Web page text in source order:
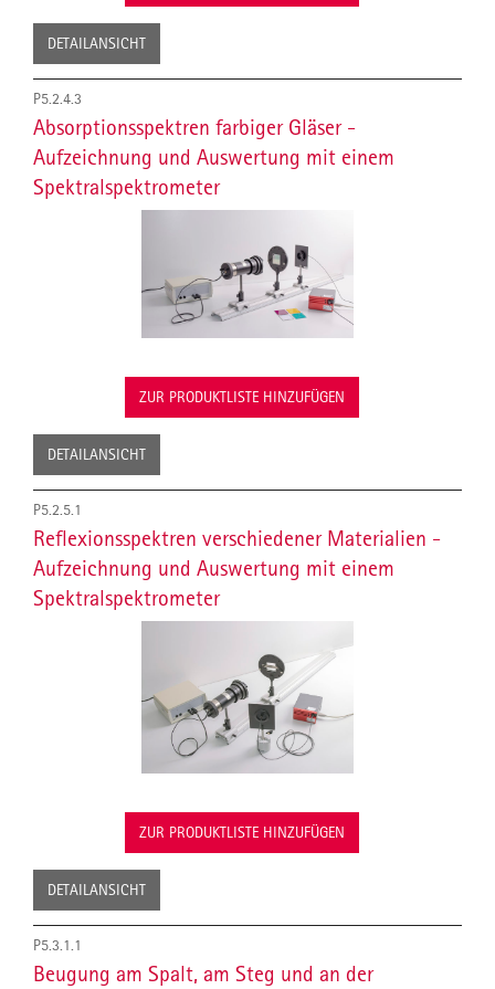
DETAILANSICHT
P5.2.4.3
Absorptionsspektren farbiger Gläser -
Aufzeichnung und Auswertung mit einem
Spektralspektrometer
ZUR PRODUKTLISTE HINZUFÜGEN
DETAILANSICHT
P5.2.5.1
Reflexionsspektren verschiedener Materialien -
Aufzeichnung und Auswertung mit einem
Spektralspektrometer
ZUR PRODUKTLISTE HINZUFÜGEN
DETAILANSICHT
P5.3.1.1
Beugung am Spalt, am Steg und an der